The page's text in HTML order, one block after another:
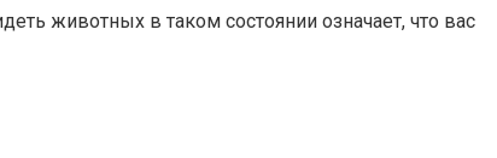
животных в таком состоянии означает, что вас